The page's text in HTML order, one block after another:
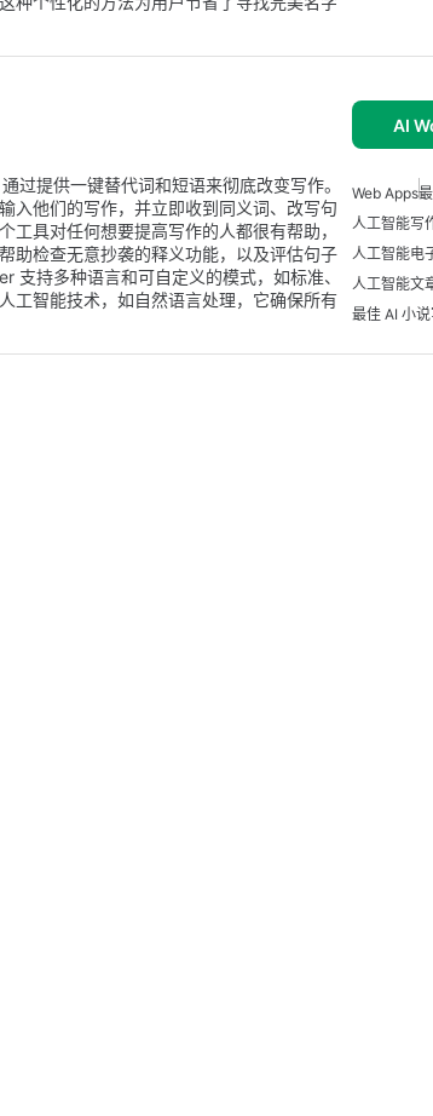
AI
过提供一键替代词和短语来彻底改变写作。
入他们的写作，并立即收到同义词、改写句
具对任何想要提高写作的人都很有帮助，
助检查无意抄袭的释义功能，以及评估句子
支持多种语言和可自定义的模式，如标准、
工智能技术，如自然语言处理，它确保所有
Web Apps
人工智能写
人工智能电
人工智能文
最佳 AI 小